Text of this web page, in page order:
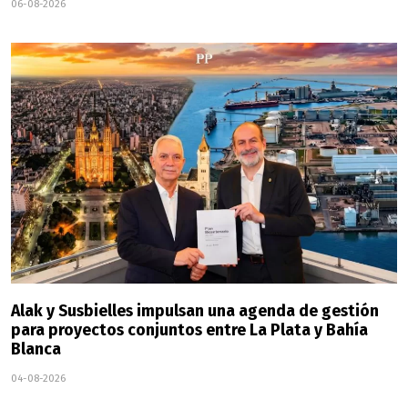
06-08-2026
Alak y Susbielles impulsan una agenda de gestión
para proyectos conjuntos entre La Plata y Bahía
Blanca
04-08-2026